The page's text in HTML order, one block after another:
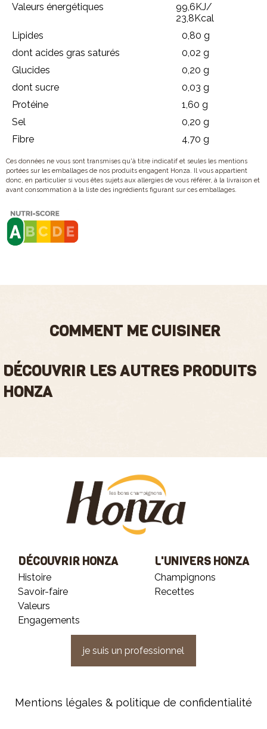
Valeurs énergétiques
99,6KJ/
23,8Kcal
Lipides
0,80 g
dont acides gras saturés
0,02 g
Glucides
0,20 g
dont sucre
0,03 g
Protéine
1,60 g
Sel
0,20 g
Fibre
4,70 g
Ces données ne vous sont transmises qu'à titre indicatif et seules les mentions
portées sur les emballages de nos produits engagent Honza. Il vous appartient
donc, en particulier si vous êtes sujets aux allergies de vous référer, à la livraison et
avant consommation à la liste des ingrédients figurant sur ces emballages.
COMMENT ME CUISINER
DÉCOUVRIR LES AUTRES PRODUITS
HONZA
DÉCOUVRIR HONZA
Histoire
Savoir-faire
Valeurs
Engagements
L'UNIVERS HONZA
Champignons
Recettes
je suis un professionnel
Mentions légales & politique de confidentialité